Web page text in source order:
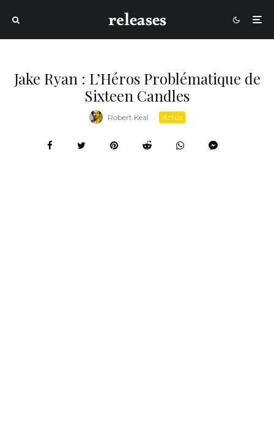
Jake Ryan : L’Héros Problématique de
Sixteen Candles
Robert Keal · Actus